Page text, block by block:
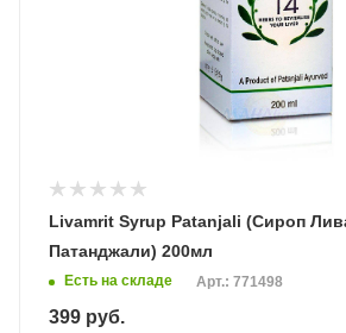
Livamrit Syrup Patanjali (Сироп
Патанджали) 200мл
Есть на складе Арт.: 771498
399 руб.